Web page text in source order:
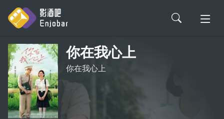
會員登入
你在我心上
你在我心上